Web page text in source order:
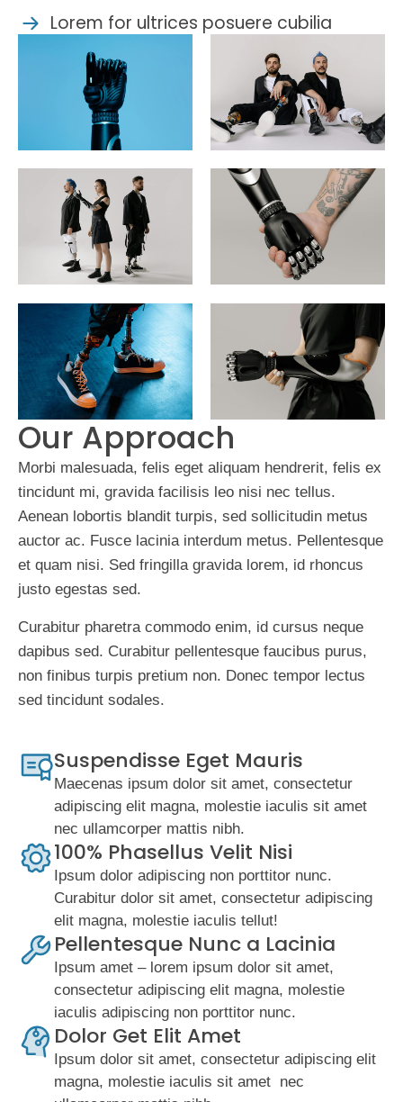
Lorem for ultrices posuere cubilia
Our Approach
Morbi malesuada, felis eget aliquam hendrerit, felis ex
tincidunt mi, gravida facilisis leo nisi nec tellus.
Aenean lobortis blandit turpis, sed sollicitudin metus
auctor ac. Fusce lacinia interdum metus. Pellentesque
et quam nisi. Sed fringilla gravida lorem, id rhoncus
justo egestas sed.
Curabitur pharetra commodo enim, id cursus neque
dapibus sed. Curabitur pellentesque faucibus purus,
non finibus turpis pretium non. Donec tempor lectus
sed tincidunt sodales.
Suspendisse Eget Mauris
Maecenas ipsum dolor sit amet, consectetur
adipiscing elit magna, molestie iaculis sit amet
nec ullamcorper mattis nibh.
100% Phasellus Velit Nisi
Ipsum dolor adipiscing non porttitor nunc.
Curabitur dolor sit amet, consectetur adipiscing
elit magna, molestie iaculis tellut!
Pellentesque Nunc a Lacinia
Ipsum amet – lorem ipsum dolor sit amet,
consectetur adipiscing elit magna, molestie
iaculis adipiscing non porttitor nunc.
Dolor Get Elit Amet
Ipsum dolor sit amet, consectetur adipiscing elit
magna, molestie iaculis sit amet nec